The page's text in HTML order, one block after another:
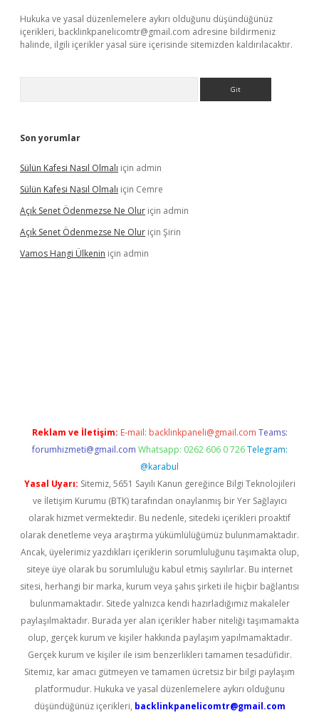
Hukuka ve yasal düzenlemelere aykırı olduğunu düşündüğünüz
içerikleri, backlinkpanelicomtr@gmail.com adresine bildirmeniz
halinde, ilgili içerikler yasal süre içerisinde sitemizden kaldırılacaktır.
Son yorumlar
Sülün Kafesi Nasıl Olmalı için admin
Sülün Kafesi Nasıl Olmalı için Cemre
Açık Senet Ödenmezse Ne Olur için admin
Açık Senet Ödenmezse Ne Olur için Şirin
Vamos Hangi Ülkenin için admin
Reklam ve İletişim: E-mail: backlinkpaneli@gmail.com Teams:
forumhizmeti@gmail.com Whatsapp: 0262 606 0 726 Telegram:
@karabul
Yasal Uyarı: Sitemiz, 5651 Sayılı Kanun gereğince Bilgi Teknolojileri
ve İletişim Kurumu (BTK) tarafından onaylanmış bir Yer Sağlayıcı
olarak hizmet vermektedir. Bu nedenle, sitedeki içerikleri proaktif
olarak denetleme veya araştırma yükümlülüğümüz bulunmamaktadır.
Ancak, üyelerimiz yazdıkları içeriklerin sorumluluğunu taşımakta olup,
siteye üye olarak bu sorumluluğu kabul etmiş sayılırlar. Bu internet
sitesi, herhangi bir marka, kurum veya şahıs şirketi ile hiçbir bağlantısı
bulunmamaktadır. Sitede yalnızca kendi hazırladığımız makaleler
paylaşılmaktadır. Burada yer alan içerikler haber niteliği taşımamakta
olup, gerçek kurum ve kişiler hakkında paylaşım yapılmamaktadır.
Gerçek kurum ve kişiler ile isim benzerlikleri tamamen tesadüfidir.
Sitemiz, kar amacı gütmeyen ve tamamen ücretsiz bir bilgi paylaşım
platformudur. Hukuka ve yasal düzenlemelere aykırı olduğunu
düşündüğünüz içerikleri, backlinkpanelicomtr@gmail.com